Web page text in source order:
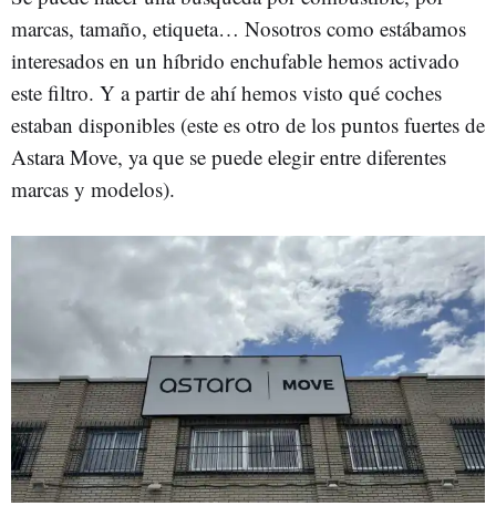
marcas, tamaño, etiqueta… Nosotros como estábamos
interesados en un híbrido enchufable hemos activado
este filtro. Y a partir de ahí hemos visto qué coches
estaban disponibles (este es otro de los puntos fuertes de
Astara Move, ya que se puede elegir entre diferentes
marcas y modelos).